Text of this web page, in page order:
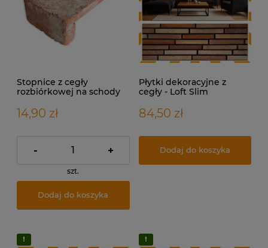
Stopnice z cegły
rozbiórkowej na schody
14,90 zł
- +
szt.
Dodaj do koszyka
Płytki dekoracyjne z
cegły - Loft Slim
84,50 zł
Dodaj do koszyka